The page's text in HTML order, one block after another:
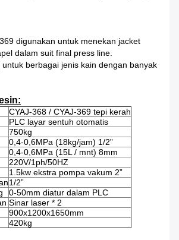
digunakan untuk menekan jacket
dalam suit final press line.
berbagai jenis kain dengan banyak
CYAJ-368 / CYAJ-369 tepi kerah
PLC layar sentuh otomatis
750kg
0,4-0,6MPa (18kg/jam) 1/2”
0,4-0,6MPa (15L / mnt) 8mm
220V/1ph/50HZ
1.5kw ekstra pompa vakum 2”
1/2”
0-50mm diatur dalam PLC
Sinar laser * 2
900x1200x1650mm
420kg